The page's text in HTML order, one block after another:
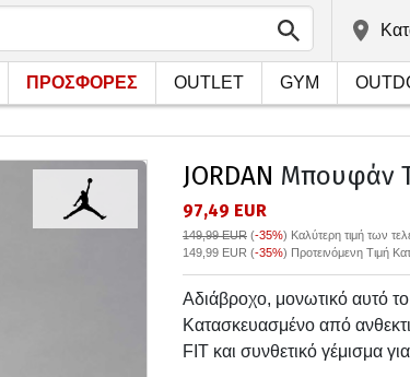
ΠΡΟΣΦΟΡΕΣ OUTLET GYM
JORDAN Μπουφάν
97,49 EUR
149,99 EUR (-35%) Καλύτερη τιμή των
149,99 EUR (-35%) Προτεινόμενη Τιμή
Αδιάβροχο, μονωτικό αυτό
Κατασκευασμένο από
FIT και συνθετικό γέμισμα